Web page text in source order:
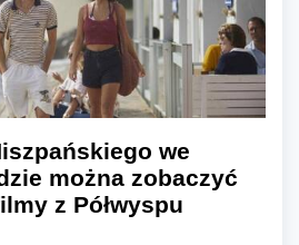
we
można zobaczyć
z Półwyspu